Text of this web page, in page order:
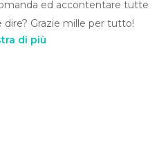
ed accontentare tutte
dire? Grazie mille per tutto!
di più